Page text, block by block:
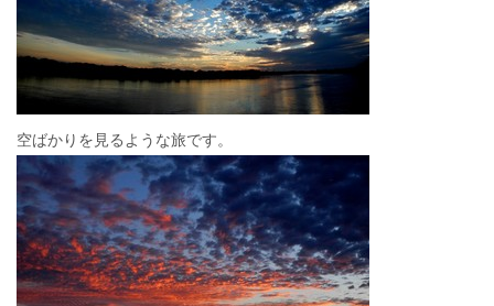
空ばかりを見るような旅です。